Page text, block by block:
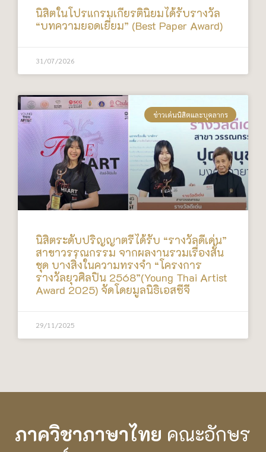
นิสิตในโปรแกรมเกียรตินิยมได้รับรางวัล
“บทความยอดเยี่ยม” (Best Paper Award)
31/07/2026
ข่าวเด่นนิสิตและบุคลากร
นิสิตระดับปริญญาตรีได้รับ “รางวัลดีเด่น”
สาขาวรรณกรรม จากผลงานรวมเรื่องสั้น
ชุด บางสิ่งในความทรงจำ “โครงการ
รางวัลยุวศิลปิน 2568”(Young Thai Artist
Award 2025) จัดโดยมูลนิธิเอสซีจี
29/11/2025
ภาควิชาภาษาไทย คณะอักษร